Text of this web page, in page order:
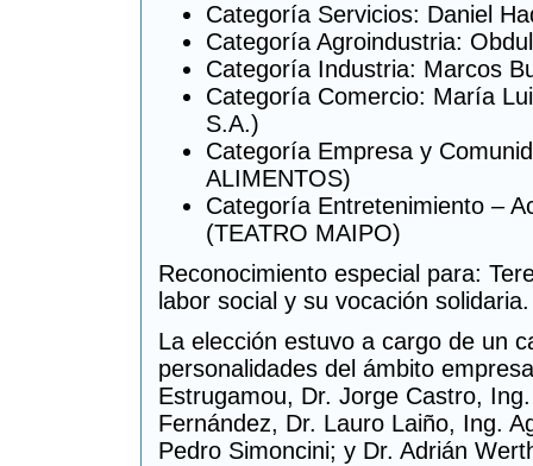
Categoría Servicios: Daniel
Categoría Agroindustria:
Categoría Industria: Marcos
Categoría Comercio: María
S.A.)
Categoría Empresa y
ALIMENTOS)
Categoría Entretenimiento –
(TEATRO MAIPO)
Reconocimiento especial para:
labor social y su vocación solidaria.
La elección estuvo a cargo de un
personalidades del ámbito
Estrugamou, Dr. Jorge Castro,
Fernández, Dr. Lauro Laiño, Ing.
Pedro Simoncini; y Dr. Adrián